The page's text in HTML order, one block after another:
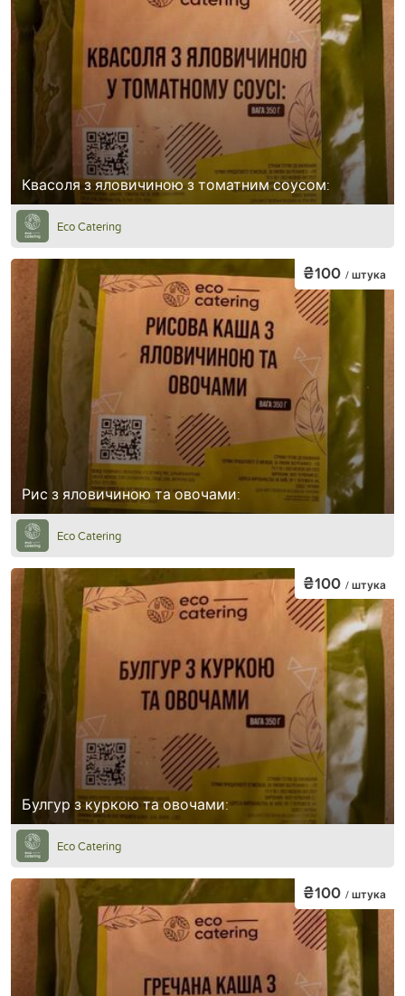
Квасоля з яловичиною з томатним соусом:
Eco Catering
Рис з яловичиною та овочами:
₴100 / штука
Eco Catering
Булгур з куркою та овочами:
₴100 / штука
Eco Catering
₴100 / штука